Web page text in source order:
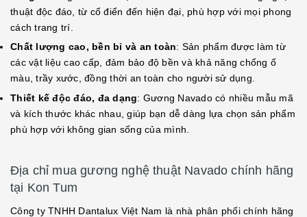
thuật độc đáo, từ cổ điển đến hiện đại, phù hợp với mọi phong
cách trang trí.
Chất lượng cao, bền bỉ và an toàn: Sản phẩm được làm từ
các vật liệu cao cấp, đảm bảo độ bền và khả năng chống ố
màu, trầy xước, đồng thời an toàn cho người sử dụng.
Thiết kế độc đáo, đa dạng: Gương Navado có nhiều mẫu mã
và kích thước khác nhau, giúp bạn dễ dàng lựa chọn sản phẩm
phù hợp với không gian sống của mình.
Địa chỉ mua gương nghệ thuật Navado chính hãng
tại Kon Tum
Công ty TNHH Dantalux Việt Nam là nhà phân phối chính hãng